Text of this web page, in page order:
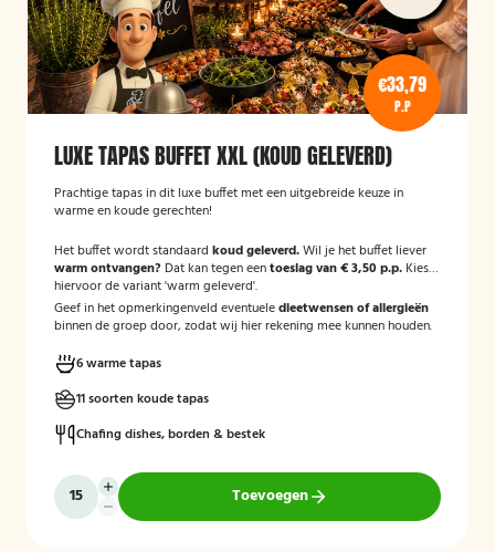
€33,79
P.P
LUXE TAPAS BUFFET XXL (KOUD GELEVERD)
Prachtige tapas in dit luxe buffet met een uitgebreide keuze in
warme en koude gerechten!
Het buffet wordt standaard koud geleverd.Wil je het buffet liever
warm ontvangen? Dat kan tegen eentoeslag van € 3,50 p.p. Kies
hiervoor de variant 'warm geleverd'.
Geef in het opmerkingenveld eventueledieetwensen of allergieën
binnen de groep door, zodat wij hier rekening mee kunnen houden.
6 warme tapas
11 soorten koude tapas
Chafing dishes, borden & bestek
Toevoegen